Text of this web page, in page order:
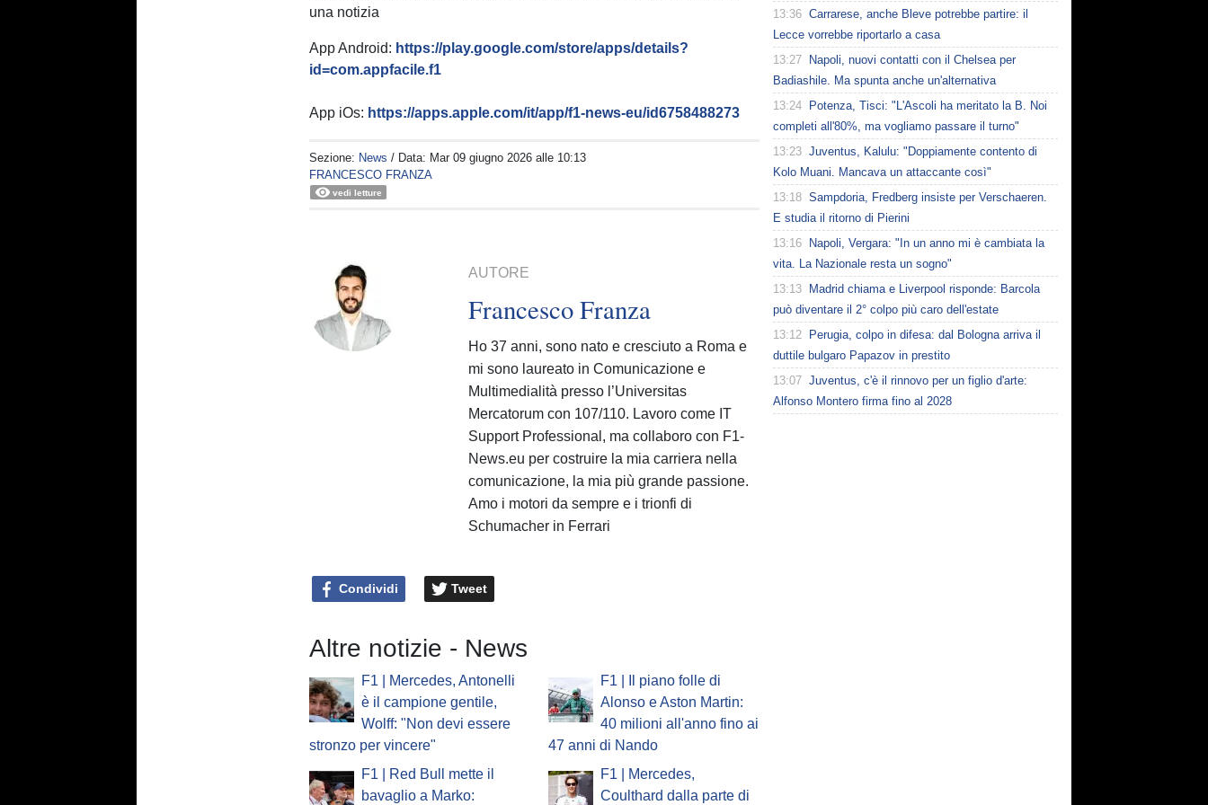
una notizia
App Android: https://play.google.com/store/apps/details?
id=com.appfacile.f1
App iOs: https://apps.apple.com/it/app/f1-news-eu/id6758488273
Sezione: News / Data: Mar 09 giugno 2026 alle 10:13
FRANCESCO FRANZA
vedi letture
AUTORE
Francesco Franza
Ho 37 anni, sono nato e cresciuto a Roma e
mi sono laureato in Comunicazione e
Multimedialità presso l’Universitas
Mercatorum con 107/110. Lavoro come IT
Support Professional, ma collaboro con F1-
News.eu per costruire la mia carriera nella
comunicazione, la mia più grande passione.
Amo i motori da sempre e i trionfi di
Schumacher in Ferrari
Condividi Tweet
Altre notizie - News
F1 | Mercedes, Antonelli
è il campione gentile,
Wolff: "Non devi essere
stronzo per vincere"
F1 | Il piano folle di
Alonso e Aston Martin:
40 milioni all'anno fino ai
47 anni di Nando
F1 | Red Bull mette il
bavaglio a Marko:
F1 | Mercedes,
Coulthard dalla parte di
13:36 Carrarese, anche Bleve potrebbe partire: il
Lecce vorrebbe riportarlo a casa
13:27
Napoli, nuovi contatti con il Chelsea per
Badiashile. Ma spunta anche un'alternativa
13:24
Potenza, Tisci: "L'Ascoli ha meritato la B. Noi
completi all'80%, ma vogliamo passare il turno"
13:23 Juventus, Kalulu: "Doppiamente contento di
Kolo Muani. Mancava un attaccante così"
13:18 Sampdoria, Fredberg insiste per Verschaeren.
E studia il ritorno di Pierini
13:16
Napoli, Vergara: "In un anno mi è cambiata la
vita. La Nazionale resta un sogno"
13:13
Madrid chiama e Liverpool risponde: Barcola
può diventare il 2° colpo più caro dell'estate
13:12
Perugia, colpo in difesa: dal Bologna arriva il
duttile bulgaro Papazov in prestito
13:07 Juventus, c'è il rinnovo per un figlio d'arte:
Alfonso Montero firma fino al 2028